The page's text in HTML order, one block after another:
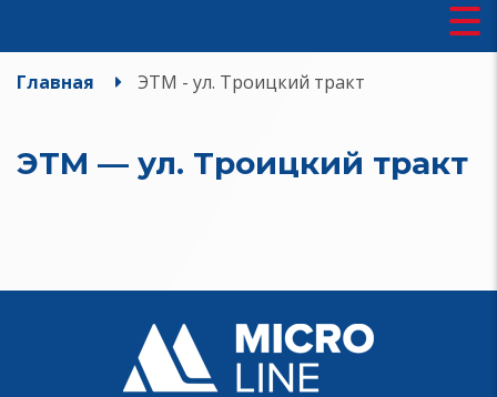
Главная ЭТМ - ул. Троицкий тракт
ЭТМ — ул. Троицкий тракт